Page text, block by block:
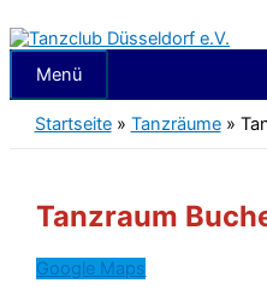
Inhalt
springen
Menü
Menü
Startseite» Tanzräume»
Tanzraum
Google Maps